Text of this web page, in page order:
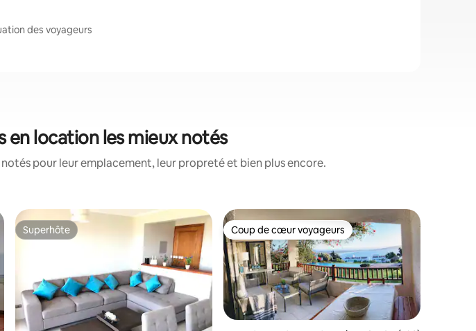
des voyageurs
en location les mieux notés
pour leur emplacement, leur propreté et bien plus encore.
Superhôte
Superhôte Coup de cœur voyageurs
Coup de cœur voyageurs